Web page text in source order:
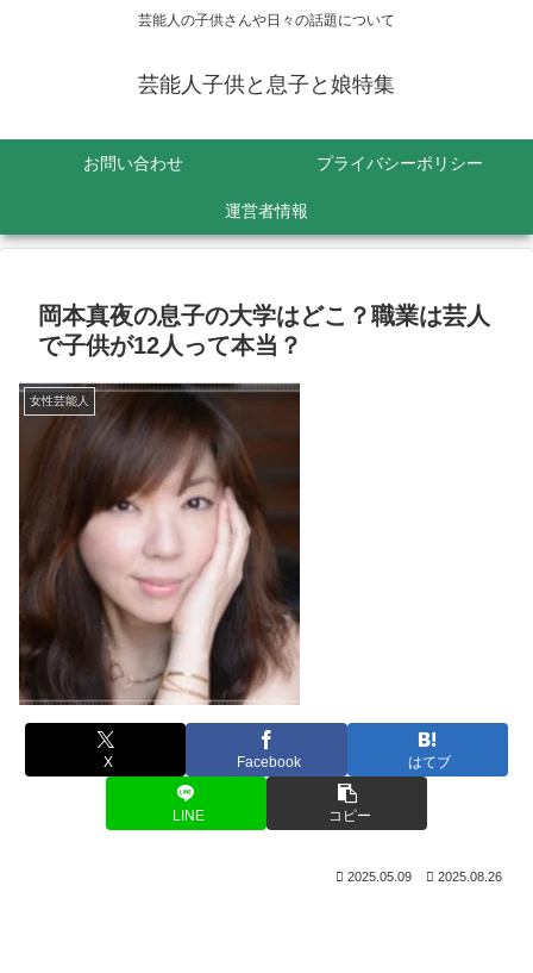
芸能人の子供さんや日々の話題について
芸能人子供と息子と娘特集
お問い合わせ プライバシーポリシー
運営者情報
岡本真夜の息子の大学はどこ？職業は芸人
で子供が12人って本当？
女性芸能人
X Facebook はてブ
LINE コピー
2025.05.09 2025.08.26